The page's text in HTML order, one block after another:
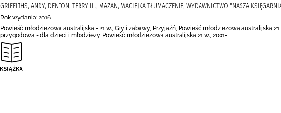
GRIFFITHS, ANDY, DENTON, TERRY IL., MAZAN, MACIEJKA TŁUMACZENIE, WYDAWNICTWO "NASZA
Rok wydania: 2016.
Powieść młodzieżowa australijska - 21 w., Gry i zabawy, Przyjaźń, Powieść młodzieżowa australijska
przygodowa - dla dzieci i młodzieży, Powieść młodzieżowa australijska 21 w., 2001-